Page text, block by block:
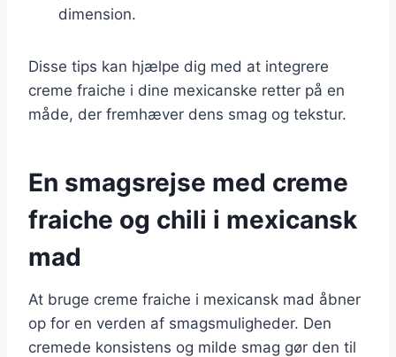
dimension.
Disse tips kan hjælpe dig med at integrere
creme fraiche i dine mexicanske retter på en
måde, der fremhæver dens smag og tekstur.
En smagsrejse med creme
fraiche og chili i mexicansk
mad
At bruge creme fraiche i mexicansk mad åbner
op for en verden af smagsmuligheder. Den
cremede konsistens og milde smag gør den til